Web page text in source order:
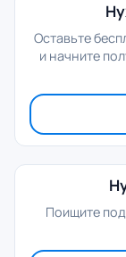
Оставьте
и начните
Поищите